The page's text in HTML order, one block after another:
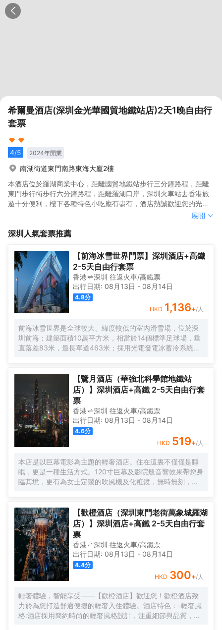
希爾曼酒店(深圳金光華國貿地鐵站店)2天1晚自由行
套票
4/5 2024年開業
南湖街道東門南路東海大廈2樓
本酒店位於羅湖商業中心，距離國貿地鐵站步行三分鐘路程，距離
東門步行街步行六分鐘路程，距離羅湖口岸，深圳火車站去香港旅
遊十分便利，樓下各種特色小吃應有盡有，酒店熱誠歡迎您的光
本酒店位於羅湖商業中心，距離國貿地鐵站步行三分鐘路程，距離
遊十分便利，樓下各種特色小吃應有盡有，酒店熱誠歡迎您的光
展開
深圳 人氣套票推薦
【前海冰雪世界門票】深圳酒店+高鐵
2-5天自由行套票
香港 深圳 往返火車/高鐵票
出行日期: 08月13日 - 08月14日
4.8分
HKD 1,136+/人
前海冰雪世界是全球較大、緯度較低的室內滑雪場，位於深
圳前海；建築面積10萬平方米，相當於14個標準足球場，垂
直落差83米，最長單道463米‌；採用光電發電冰蓄冷系統，
【鷺月酒店（華強北科學館地鐵站
店）】深圳酒店+高鐵 2-5天自由行套
票
香港 深圳 往返火車/高鐵票
出行日期: 08月13日 - 08月14日
4.6分
HKD 519+/人
本店是以巨幕電影為主題的輕奢酒店。住在這裏不僅僅是睡
眠，更是一種生活方式。120寸巨幕及影院般音響效果帶您身
臨其境，更有為女士定製的吹風機及化粧鏡，無時無刻，呈
【歡橙酒店（深圳東門老街萬象城羅湖
店）】深圳酒店+高鐵 2-5天自由行套
票
香港 深圳 往返火車/高鐵票
出行日期: 08月13日 - 08月14日
4.4分
HKD 300+/人
輕奢體驗，智能享受——【歡橙酒店】歡迎您！歡橙酒店致
力於為您打造舒適便捷的輕奢入住體驗。酒店特色：-輕奢風
格:酒店採用簡約時尚的輕奢風格設計，注重細節與品質，為